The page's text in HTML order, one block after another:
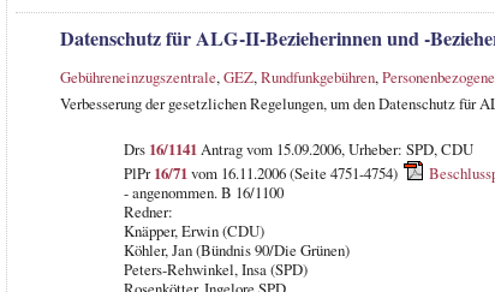
Datenschutz für ALG-II-Bezieherinnen und -
Gebühreneinzugszentrale,GEZ,Rundfunkgebühren,
Verbesserung der gesetzlichen Regelungen, um den Datenschutz für
Drs 16/1141Antrag vom 15.09.2006, Urheber: SPD, CDU
PlPr16/71vom 16.11.2006 (Seite 4751-4754)
- angenommen. B 16/1100
Redner:
Knäpper, Erwin (CDU)
Köhler, Jan (Bündnis 90/Die Grünen)
Peters-Rehwinkel, Insa (SPD)